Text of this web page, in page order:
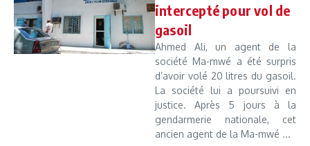
intercepté pour vol de
gasoil
Ahmed Ali, un agent de la
société Ma-mwé a été surpris
d’avoir volé 20 litres du gasoil.
La société lui a poursuivi en
justice. Après 5 jours à la
gendarmerie nationale, cet
ancien agent de la Ma-mwé ...